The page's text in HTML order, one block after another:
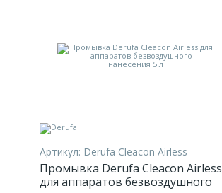
Артикул: Derufa Cleacon Airless
Промывка Derufa Cleacon Airless
для аппаратов безвоздушного